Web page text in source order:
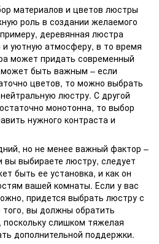
материалов и цветов люстры
роль в создании желаемого
деревянная люстра
уютную атмосферу, в то время
может придать современный
быть важным – если
цветов, то можно выбрать
люстру. С другой
монотонна, то выбор
нужного контраста и
но не менее важный фактор –
выбираете люстру, следует
быть ее установка, и как он
вашей комнаты. Если у вас
придется выбрать люстру с
вы должны обратить
слишком тяжелая
дополнительной поддержки.